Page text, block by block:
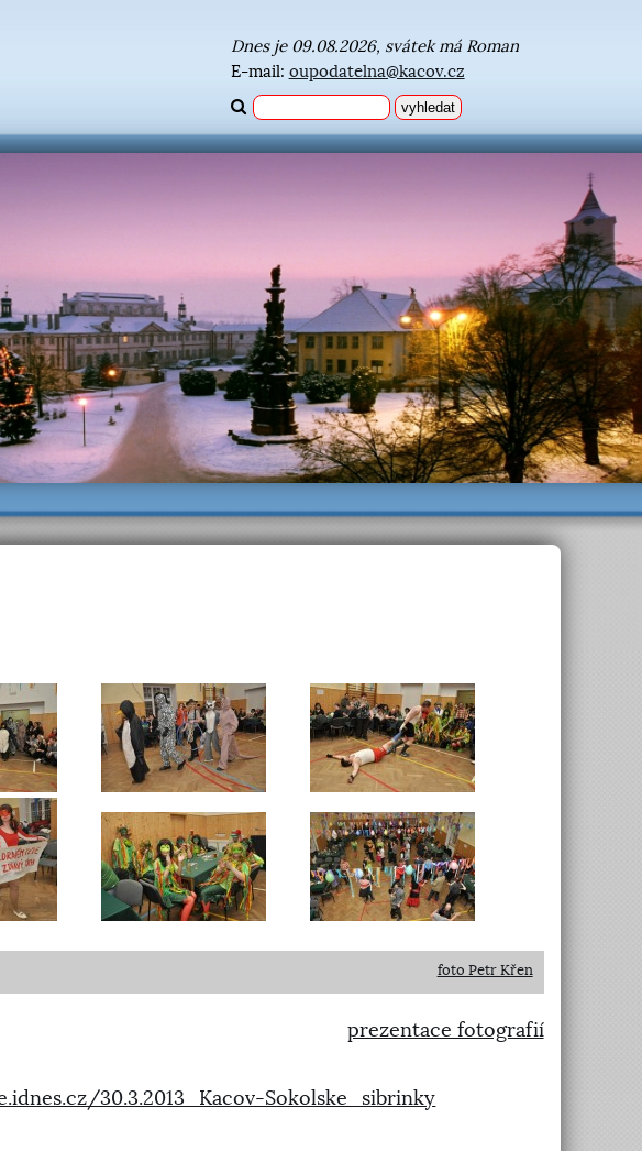
Dnes je 09.08.2026, svátek má Roman
E-mail: oupodatelna@kacov.cz
foto Petr Křen
prezentace fotografií
30.3.2013_Kacov-Sokolske_sibrinky